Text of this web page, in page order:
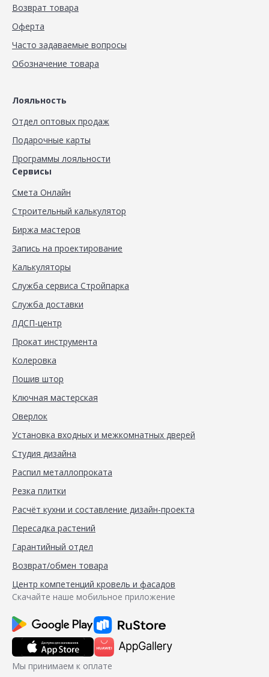
Возврат товара
Оферта
Часто задаваемые вопросы
Обозначение товара
Лояльность
Отдел оптовых продаж
Подарочные карты
Программы лояльности
Сервисы
Смета Онлайн
Строительный калькулятор
Биржа мастеров
Запись на проектирование
Калькуляторы
Служба сервиса Стройпарка
Служба доставки
ЛДСП-центр
Прокат инструмента
Колеровка
Пошив штор
Ключная мастерская
Оверлок
Установка входных и межкомнатных дверей
Студия дизайна
Распил металлопроката
Резка плитки
Расчёт кухни и составление дизайн-проекта
Пересадка растений
Гарантийный отдел
Возврат/обмен товара
Центр компетенций кровель и фасадов
Скачайте наше мобильное приложение
Мы принимаем к оплате